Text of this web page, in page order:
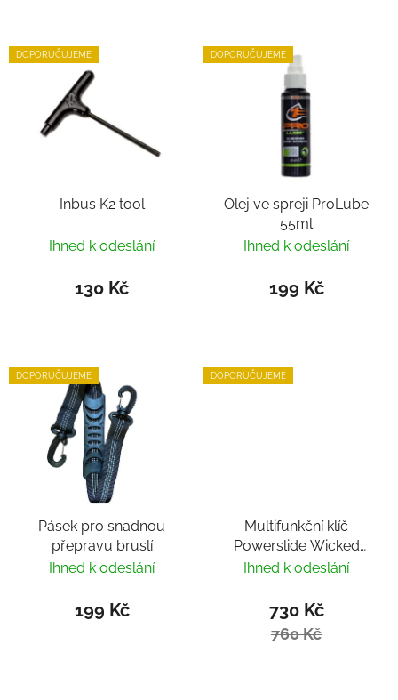
DOPORUČUJEME
Inbus K2 tool
Ihned k odeslání
130 Kč
DOPORUČUJEME
Olej ve spreji ProLube
55ml
Ihned k odeslání
199 Kč
DOPORUČUJEME
Pásek pro snadnou
přepravu bruslí
Ihned k odeslání
199 Kč
DOPORUČUJEME
Multifunkční klíč
Powerslide Wicked
Hardcore Tool
Ihned k odeslání
730 Kč
760 Kč